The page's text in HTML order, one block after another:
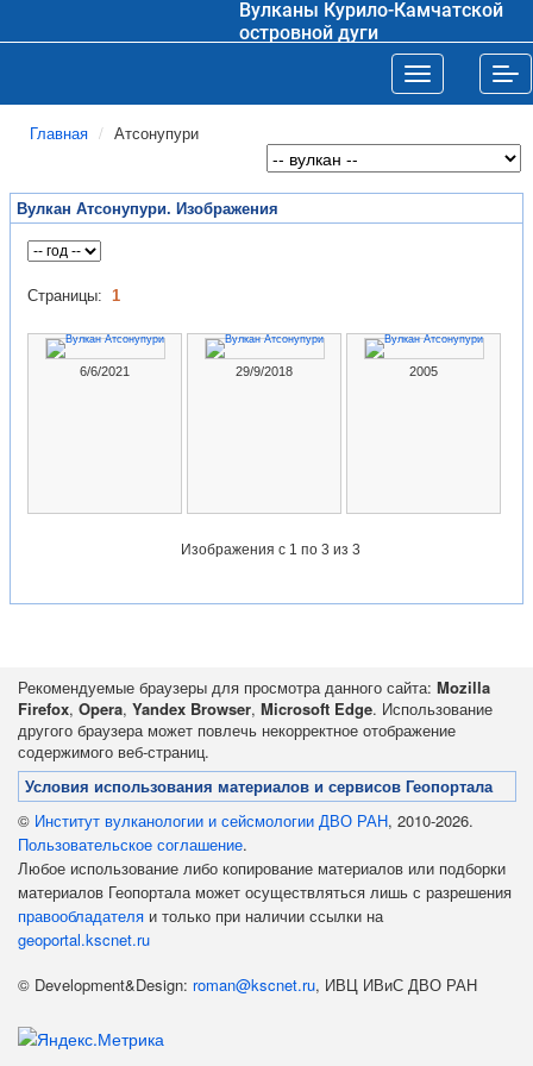
Вулканы Курило-Камчатской
островной дуги
Toggle
Главная Атсонупури
Вулкан Атсонупури. Изображения
Страницы: 1
6/6/2021 29/9/2018 2005
Изображения с 1 по 3 из 3
Рекомендуемые браузеры для просмотра данного сайта: Mozilla
Firefox, Opera, Yandex Browser, Microsoft Edge. Использование
другого браузера может повлечь некорректное отображение
содержимого веб-страниц.
Условия использования материалов и сервисов Геопортала
© Институт вулканологии и сейсмологии ДВО РАН, 2010-2026.
Пользовательское соглашение.
Любое использование либо копирование материалов или подборки
материалов Геопортала может осуществляться лишь с разрешения
правообладателя и только при наличии ссылки на
geoportal.kscnet.ru
© Development&Design: roman@kscnet.ru, ИВЦ ИВиС ДВО РАН